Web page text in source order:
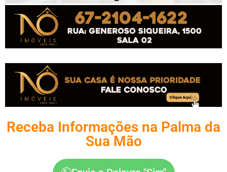
Receba Informações na Palma da
Sua Mão